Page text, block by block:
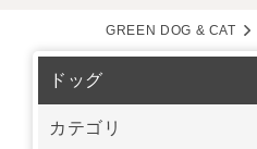
GREEN DOG & CAT
ドッグ
カテゴリ